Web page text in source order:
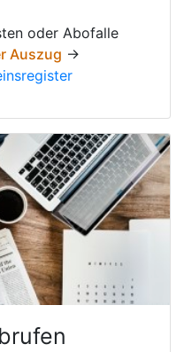
oder Abofalle
Auszug →